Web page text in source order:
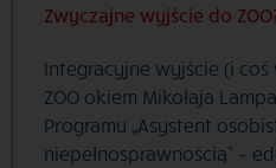
Zwyczajne wyjście do
Integracyjne wyjście (i
ZOO okiem Mikołaja
Programu „Asystent
niepełnosprawnością” –